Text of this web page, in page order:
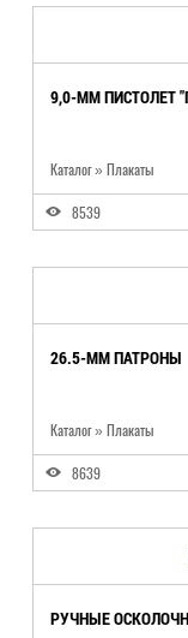
9,0-ММ ПИСТОЛЕТ
Каталог» Плакаты
8539
26.5-ММ ПАТРОНЫ
Каталог» Плакаты
8639
РУЧНЫЕ